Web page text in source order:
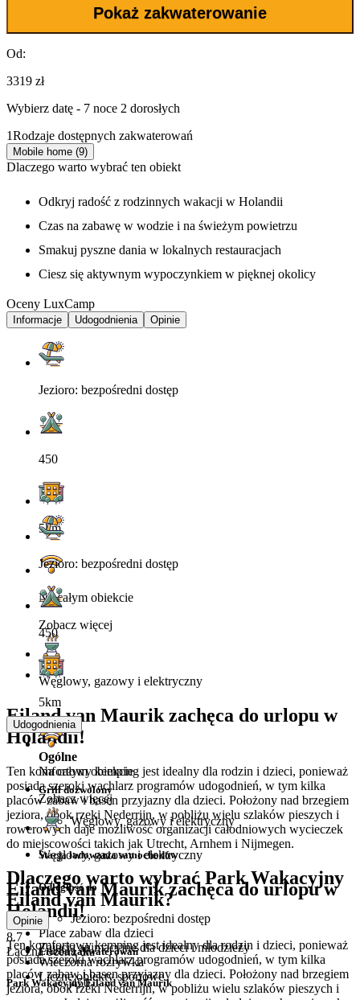
Pokaż zakwaterowanie
Od:
3319 zł
Wybierz datę - 7 noce 2 dorosłych
1Rodzaje dostępnych zakwaterowań
Mobile home (9)
Dlaczego warto wybrać ten obiekt
Odkryj radość z rodzinnych wakacji w Holandii
Czas na zabawę w wodzie i na świeżym powietrzu
Smakuj pyszne dania w lokalnych restauracjach
Ciesz się aktywnym wypoczynkiem w pięknej okolicy
Oceny LuxCamp
Informacje Udogodnienia Opinie
Jezioro: bezpośredni dostęp
450
5km
Na całym obiekcie
Zobacz więcej
Węglowy, gazowy i elektryczny
Eiland van Maurik zachęca do urlopu w
Holandii!
Ten komfortowy kemping jest idealny dla rodzin i dzieci, ponieważ
posiada szeroki wachlarz programów udogodnień, w tym kilka
placów zabaw i basen przyjazny dla dzieci. Położony nad brzegiem
jeziora, obok rzeki Nederrijn, w pobliżu wielu szlaków pieszych i
rowerowych daje możliwość organizacji całodniowych wycieczek
do miejscowości takich jak Utrecht, Arnhem i Nijmegen.
Dlaczego warto wybrać Park Wakacyjny
Eiland van Maurik?
Place zabaw dla dzieci
Zajęcia animacyjne dla dzieci i młodzieży
Wieczorna rozrywka
Liczne obiekty sportowe
Jezioro: bezpośredni dostęp
450
5km
Na całym obiekcie
Zobacz więcej
Węglowy, gazowy i elektryczny
Eiland van Maurik zachęca do urlopu w
Holandii!
Ten komfortowy kemping jest idealny dla rodzin i dzieci, ponieważ
posiada szeroki wachlarz programów udogodnień, w tym kilka
placów zabaw i basen przyjazny dla dzieci. Położony nad brzegiem
jeziora, obok rzeki Nederrijn, w pobliżu wielu szlaków pieszych i
Udogodnienia
Ogólne
Grill dozwolony
Węglowy, gazowy i elektryczny
Stacja ładowania samochodów
Odległość do
Jezioro: bezpośredni dostęp
Liczba zakwaterowań
450
Opinie
8.7
Łączna ocena dla
Park Wakacyjny Eiland van Maurik